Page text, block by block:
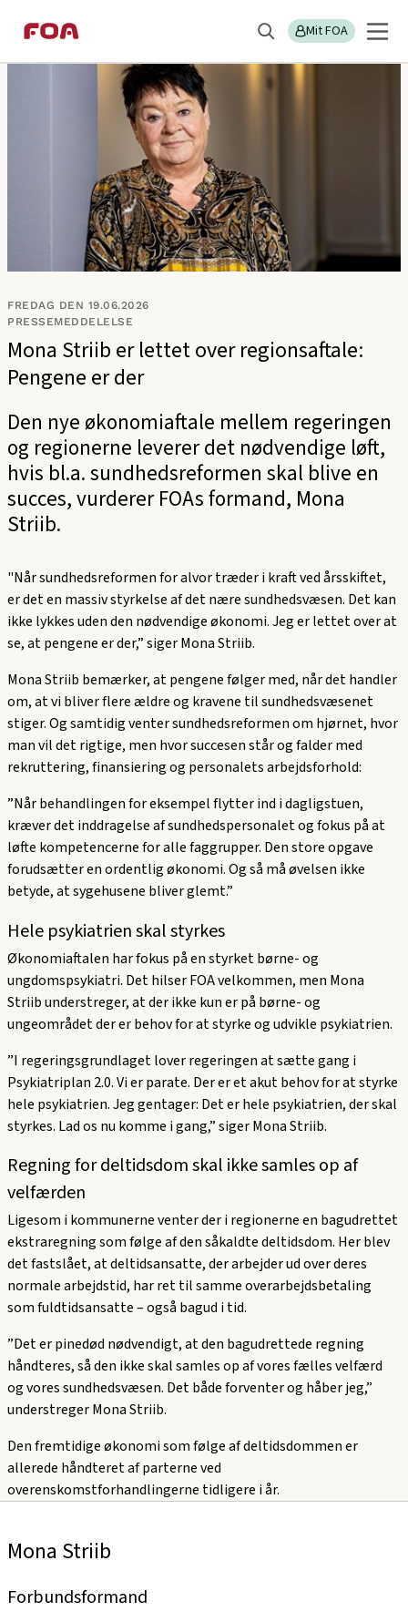
til
hovedindhold
til
hovedmenu
Søg Mit FOA
menu
Pressemeddelelser
FREDAG DEN 19.06.2026
PRESSEMEDDELELSE
Mona Striib er lettet over regionsaftale:
Pengene er der
Den nye økonomiaftale mellem regeringen
og regionerne leverer det nødvendige løft,
hvis bl.a. sundhedsreformen skal blive en
succes, vurderer FOAs formand, Mona
Striib.
"Når sundhedsreformen for alvor træder i kraft ved årsskiftet,
er det en massiv styrkelse af det nære sundhedsvæsen. Det kan
ikke lykkes uden den nødvendige økonomi. Jeg er lettet over at
se, at pengene er der,” siger Mona Striib.
Mona Striib bemærker, at pengene følger med, når det handler
om, at vi bliver flere ældre og kravene til sundhedsvæsenet
stiger. Og samtidig venter sundhedsreformen om hjørnet, hvor
man vil det rigtige, men hvor succesen står og falder med
rekruttering, finansiering og personalets arbejdsforhold:
”Når behandlingen for eksempel flytter ind i dagligstuen,
kræver det inddragelse af sundhedspersonalet og fokus på at
løfte kompetencerne for alle faggrupper. Den store opgave
forudsætter en ordentlig økonomi. Og så må øvelsen ikke
betyde, at sygehusene bliver glemt.”
Hele psykiatrien skal styrkes
Økonomiaftalen har fokus på en styrket børne- og
ungdomspsykiatri. Det hilser FOA velkommen, men Mona
Striib understreger, at der ikke kun er på børne- og
ungeområdet der er behov for at styrke og udvikle psykiatrien.
”I regeringsgrundlaget lover regeringen at sætte gang i
Psykiatriplan 2.0. Vi er parate. Der er et akut behov for at styrke
hele psykiatrien. Jeg gentager: Det er hele psykiatrien, der skal
styrkes. Lad os nu komme i gang,” siger Mona Striib.
Regning for deltidsdom skal ikke samles op af
velfærden
Ligesom i kommunerne venter der i regionerne en bagudrettet
ekstraregning som følge af den såkaldte deltidsdom. Her blev
det fastslået, at deltidsansatte, der arbejder ud over deres
normale arbejdstid, har ret til samme overarbejdsbetaling
som fuldtidsansatte – også bagud i tid.
”Det er pinedød nødvendigt, at den bagudrettede regning
håndteres, så den ikke skal samles op af vores fælles velfærd
og vores sundhedsvæsen. Det både forventer og håber jeg,”
understreger Mona Striib.
Den fremtidige økonomi som følge af deltidsdommen er
allerede håndteret af parterne ved
overenskomstforhandlingerne tidligere i år.
Mona Striib
Forbundsformand